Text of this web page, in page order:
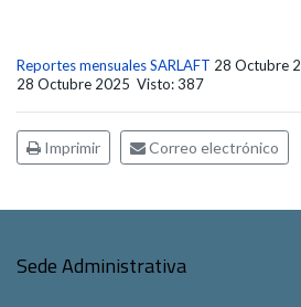
Reportes mensuales SARLAFT 28 Octubre
28 Octubre 2025 Visto: 387
Imprimir Correo electrónico
Sede Administrativa